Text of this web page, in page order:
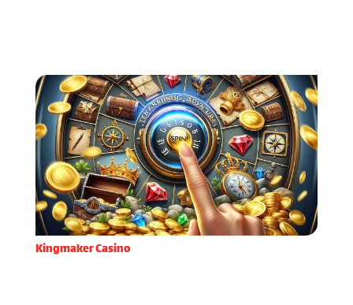
Kingmaker Casino